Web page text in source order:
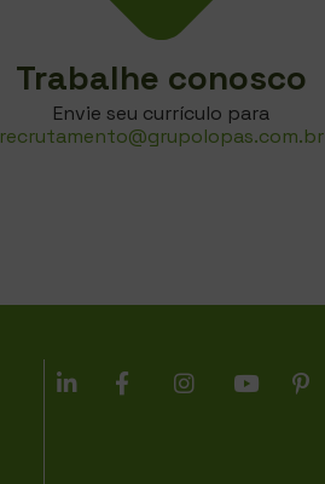
Trabalhe conosco
Envie seu currículo para
recrutamento@grupolopas.com.br